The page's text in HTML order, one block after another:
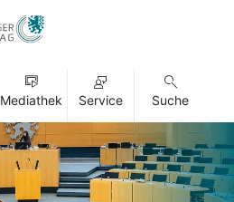
Mediathek Service Suche